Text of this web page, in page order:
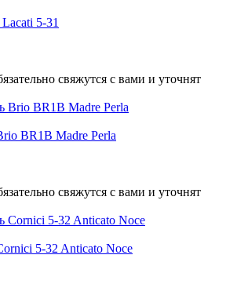
5-31
свяжутся с вами и уточнят
BR1B Madre Perla
свяжутся с вами и уточнят
5-32 Anticato Noce